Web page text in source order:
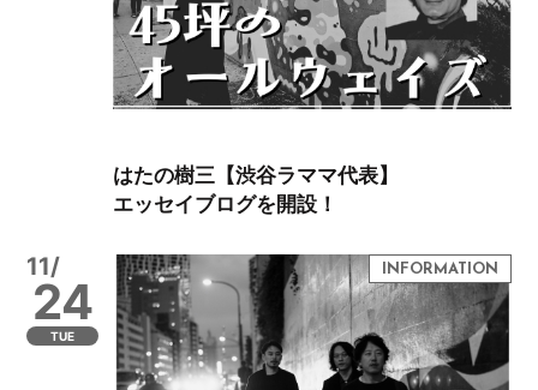
はたの樹三【渋谷ラママ代表】
エッセイブログを開設！
11/
24
TUE